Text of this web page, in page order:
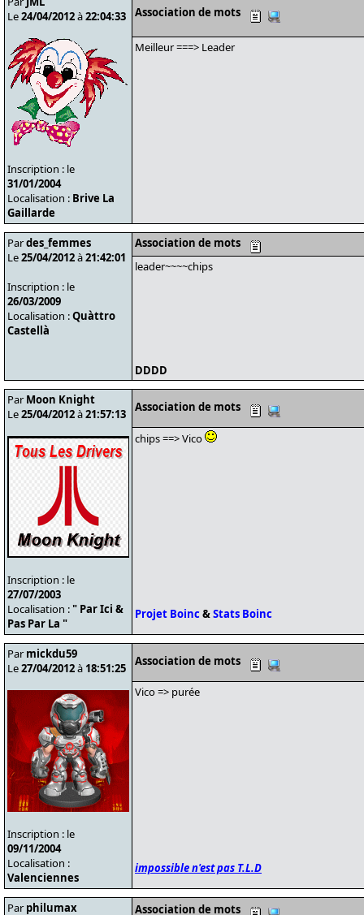
Le24/04/2012à22:04:33
Inscription : le
31/01/2004
Localisation : Brive La
Gaillarde
Association de mots
Meilleur ===> Leader
Pardes_femmes
Le25/04/2012à21:42:01
Inscription : le
26/03/2009
Localisation :Quàttro
Castellà
Association de mots
leader~~~~chips
DDDD
Par Moon Knight
Le25/04/2012à21:57:13
Inscription : le
27/07/2003
Localisation :" Par Ici &
Pas Par La "
Association de mots
chips ==> Vico
Projet Boinc&Stats Boinc
Par mickdu59
Le27/04/2012à 18:51:25
Inscription : le
09/11/2004
Localisation :
Valenciennes
Association de mots
Vico => purée
impossible n'est pas T.L.D
Par philumax
Association de mots